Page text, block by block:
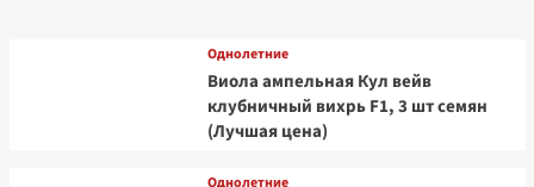
Однолетние
Виола ампельная Кул вейв
клубничный вихрь F1, 3 шт семян
(Лучшая цена)